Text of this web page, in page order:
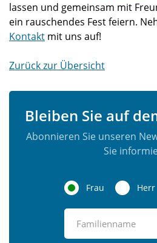
lassen und gemeinsam mit
ein rauschendes Fest feiern.
Kontakt mit uns auf!
Zurück zur Übersicht
Bleiben Sie auf
Abonnieren Sie unseren
Sie
Frau Herr